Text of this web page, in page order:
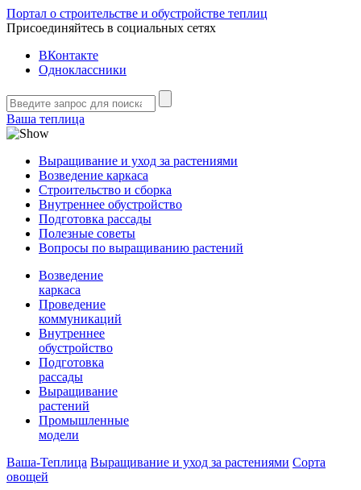
Портал о строительстве и обустройстве теплиц
Присоединяйтесь в социальных сетях
ВКонтакте
Одноклассники
Ваша теплица
Выращивание и уход за растениями
Возведение каркаса
Строительство и сборка
Внутреннее обустройство
Подготовка рассады
Полезные советы
Вопросы по выращиванию растений
Возведение
каркаса
Проведение
коммуникаций
Внутреннее
обустройство
Подготовка
рассады
Выращивание
растений
Промышленные
модели
Ваша-Теплица Выращивание и уход за растениями Сорта
овощей